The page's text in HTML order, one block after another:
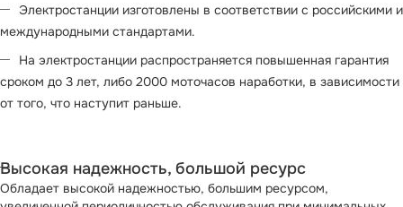
Электростанции изготовлены в соответствии с российскими и
международными стандартами.
На электростанции распространяется повышенная гарантия
сроком до 3 лет, либо 2000 моточасов наработки, в зависимости
от того, что наступит раньше.
Высокая надежность, большой ресурс
Обладает высокой надежностью, большим ресурсом,